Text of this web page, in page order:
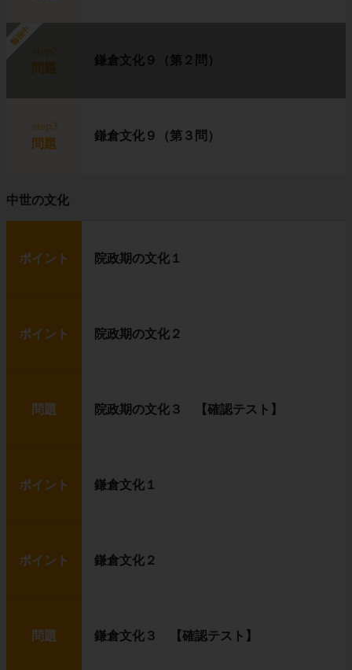
勉強中
問題
鎌倉文化９（第２問）
step3
問題
鎌倉文化９（第３問）
中世の文化
ポイント 院政期の文化１
ポイント 院政期の文化２
問題 院政期の文化３ 【確認テスト】
ポイント 鎌倉文化１
ポイント 鎌倉文化２
問題 鎌倉文化３ 【確認テスト】